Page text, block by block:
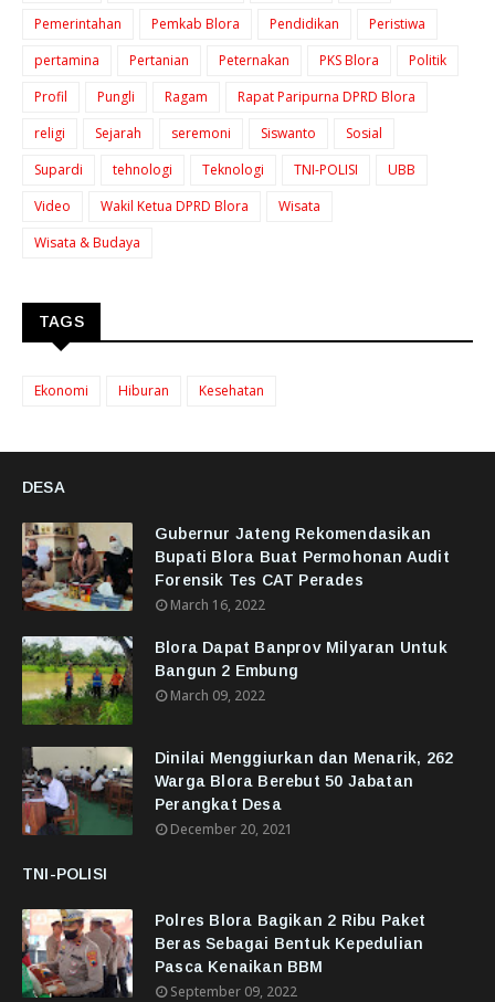
Pemerintahan
Pemkab Blora Pendidikan
Peristiwa
pertamina
Pertanian Peternakan PKS Blora
Politik
Profil
Pungli Ragam
Rapat Paripurna DPRD Blora
religi
Sejarah seremoni Siswanto
Sosial
Supardi
tehnologi Teknologi TNI-POLISI
UBB
Video
Wakil Ketua DPRD Blora
Wisata
Wisata & Budaya
TAGS
Ekonomi Hiburan Kesehatan
DESA
Gubernur Jateng Rekomendasikan
Bupati Blora Buat Permohonan Audit
Forensik Tes CAT Perades
March 16, 2022
Blora Dapat Banprov Milyaran Untuk
Bangun 2 Embung
March 09, 2022
Dinilai Menggiurkan dan Menarik, 262
Warga Blora Berebut 50 Jabatan
Perangkat Desa
December 20, 2021
TNI-POLISI
Polres Blora Bagikan 2 Ribu Paket
Beras Sebagai Bentuk Kepedulian
Pasca Kenaikan BBM
September 09, 2022